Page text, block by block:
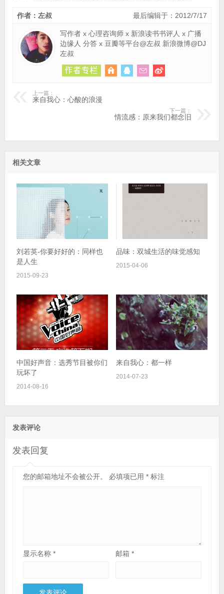
最后编辑于：2012/7/17
作者：左叔
写作者 x 心理咨询师 x 新浪读书书评人 x 广播
边缘人 分答 x 豆瓣等平台@左叔 新浪微博@DJ
左叔
上一篇：
来自我心：心酸的浪漫
下一篇：
情流感：原来我们都念旧
相关文章
刘若英-你要好好的：同样也
是人生
2015-09-23
品味：双城生活的味觉感知
2015-04-06
中国好声音：选秀节目被你们
玩坏了
2014-08-16
来自我心：都一样
2014-07-23
发表评论
发表回复
您的邮箱地址不会被公开。 必填项已用 *标注
显示名称 * 邮箱*